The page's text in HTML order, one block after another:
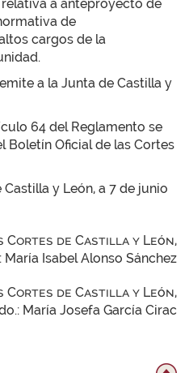
a anteproyecto de
de
cargos de la
a la Junta de Castilla y
64 del Reglamento se
Boletín Oficial de las Cortes
y León, a 7 de junio
Cortes de Castilla y León,
María Isabel Alonso Sánchez
Cortes de Castilla y León,
María Josefa García Cirac